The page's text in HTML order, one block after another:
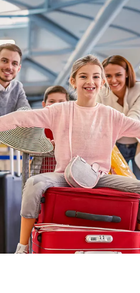
stress
direttamente verso le acque
del sud, con voli in
te e arrivo aBridgetown
,
non ti resta che rilassarti,
comeMartinica ,
iconiche della regione.
Prenota
ora